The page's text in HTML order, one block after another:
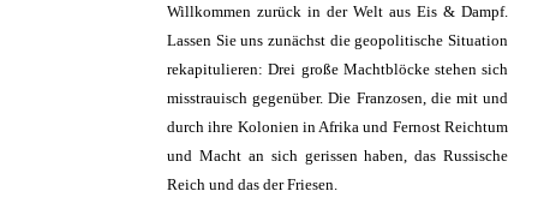
Willkommen zurück in der Welt aus Eis & Dampf.
Lassen Sie uns zunächst die geopolitische Situation
rekapitulieren: Drei große Machtblöcke stehen sich
misstrauisch gegenüber. Die Franzosen, die mit und
durch ihre Kolonien in Afrika und Fernost Reichtum
und Macht an sich gerissen haben, das Russische
Reich und das der Friesen.